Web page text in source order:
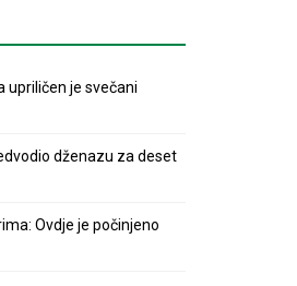
upriličen je svečani
dženazu za deset
Ovdje je počinjeno